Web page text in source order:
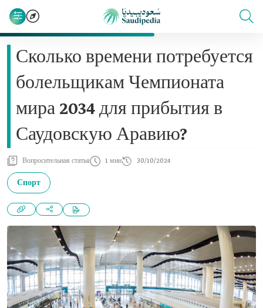
Сколько времени потребуется
болельщикам Чемпионата
мира 2034 для прибытия в
Саудовскую Аравию?
Вопросительная статья 1 мин 30/10/2024
Спорт